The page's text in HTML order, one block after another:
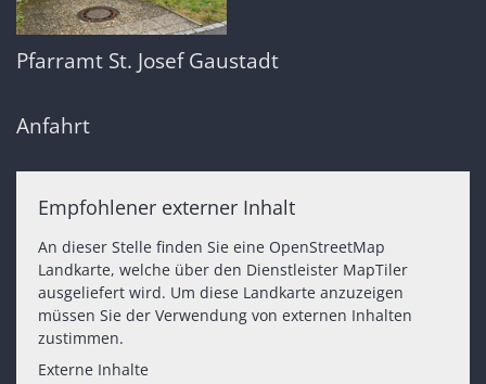
Pfarramt St. Josef Gaustadt
Anfahrt
Empfohlener externer Inhalt
An dieser Stelle finden Sie eine OpenStreetMap
Landkarte, welche über den Dienstleister MapTiler
ausgeliefert wird. Um diese Landkarte anzuzeigen
müssen Sie der Verwendung von externen Inhalten
zustimmen.
Externe Inhalte